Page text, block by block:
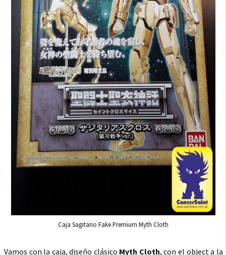
Caja Sagitario Fake Premium Myth Cloth
Vamos con la caja, diseño clásico Myth Cloth, con el object a la